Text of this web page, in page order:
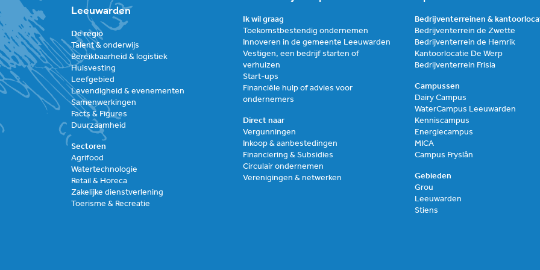
Leeuwarden
De regio
Talent & onderwijs
Bereikbaarheid & logistiek
Huisvesting
Leefgebied
Levendigheid & evenementen
Samenwerkingen
Facts & Figures
Duurzaamheid
Sectoren
Agrifood
Watertechnologie
Retail & Horeca
Zakelijke dienstverlening
Toerisme & Recreatie
Ik wil graag
Toekomstbestendig ondernemen
Innoveren in de gemeente Leeuwarden
Vestigen, een bedrijf starten of
verhuizen
Start-ups
Financiële hulp of advies voor
ondernemers
Direct naar
Vergunningen
Inkoop & aanbestedingen
Financiering & Subsidies
Circulair ondernemen
Verenigingen & netwerken
Bedrijventerreinen &
Bedrijventerrein de Zwette
Bedrijventerrein de Hemrik
Kantoorlocatie De Werp
Bedrijventerrein Frisia
Campussen
Dairy Campus
WaterCampus Leeuwarden
Kenniscampus
Energiecampus
MICA
Campus Fryslân
Gebieden
Grou
Leeuwarden
Stiens